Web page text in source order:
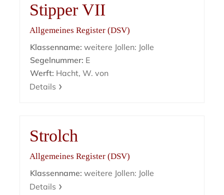
Stipper VII
Allgemeines Register (DSV)
Klassenname: weitere Jollen: Jolle
Segelnummer: E
Werft: Hacht, W. von
Details
Strolch
Allgemeines Register (DSV)
Klassenname: weitere Jollen: Jolle
Details